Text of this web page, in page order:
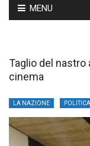
Skip
to
MENU
Taglio del nastro
cinema
LA NAZIONE POLITICA